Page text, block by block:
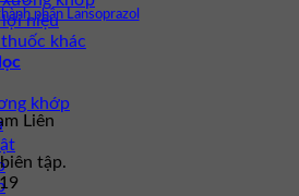
niệu
khác
khớp
phần Lansoprazol
Liên
tập.